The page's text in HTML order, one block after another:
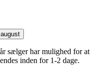
sælger har mulighed for at
inden for 1-2 dage.